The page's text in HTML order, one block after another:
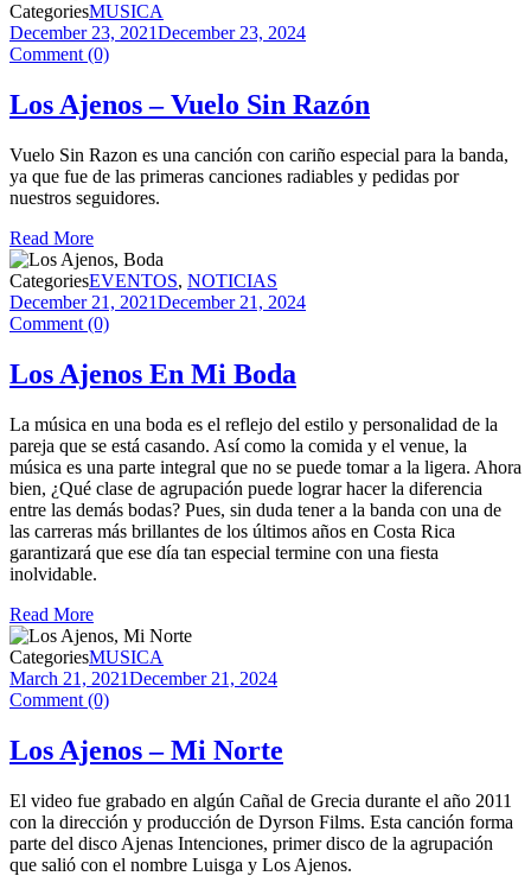
CategoriesMUSICA
December 23, 2021December 23, 2024
Comment (0)
Los Ajenos – Vuelo Sin Razón
Vuelo Sin Razon es una canción con cariño especial para la banda,
ya que fue de las primeras canciones radiables y pedidas por
nuestros seguidores.
Read More
CategoriesEVENTOS, NOTICIAS
December 21, 2021December 21, 2024
Comment (0)
Los Ajenos En Mi Boda
La música en una boda es el reflejo del estilo y personalidad de la
pareja que se está casando. Así como la comida y el venue, la
música es una parte integral que no se puede tomar a la ligera. Ahora
bien, ¿Qué clase de agrupación puede lograr hacer la diferencia
entre las demás bodas? Pues, sin duda tener a la banda con una de
las carreras más brillantes de los últimos años en Costa Rica
garantizará que ese día tan especial termine con una fiesta
inolvidable.
Read More
CategoriesMUSICA
March 21, 2021December 21, 2024
Comment (0)
Los Ajenos – Mi Norte
El video fue grabado en algún Cañal de Grecia durante el año 2011
con la dirección y producción de Dyrson Films. Esta canción forma
parte del disco Ajenas Intenciones, primer disco de la agrupación
que salió con el nombre Luisga y Los Ajenos.